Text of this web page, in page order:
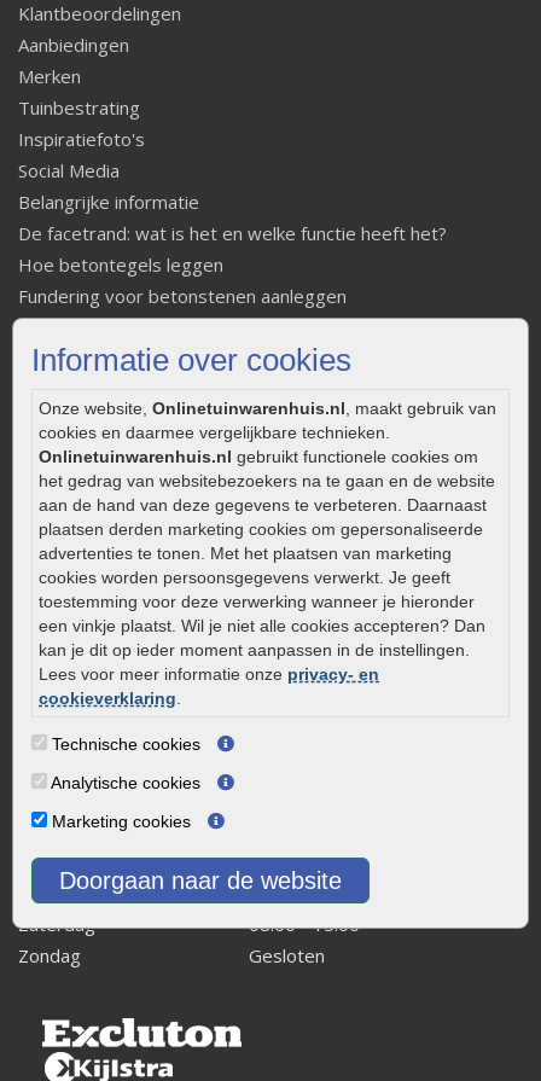
Informatie over cookies
Onze website, Onlinetuinwarenhuis.nl, maakt gebruik van
cookies en daarmee vergelijkbare technieken.
Onlinetuinwarenhuis.nl gebruikt functionele cookies om
het gedrag van websitebezoekers na te gaan en de website
aan de hand van deze gegevens te verbeteren. Daarnaast
plaatsen derden marketing cookies om gepersonaliseerde
advertenties te tonen. Met het plaatsen van marketing
cookies worden persoonsgegevens verwerkt. Je geeft
toestemming voor deze verwerking wanneer je hieronder
een vinkje plaatst. Wil je niet alle cookies accepteren? Dan
kan je dit op ieder moment aanpassen in de instellingen.
Lees voor meer informatie onze privacy- en
cookieverklaring.
Technische cookies
Analytische cookies
Marketing cookies
Doorgaan naar de website
Klantbeoordelingen
Aanbiedingen
Merken
Tuinbestrating
Inspiratiefoto's
Social Media
Belangrijke informatie
De facetrand: wat is het en welke functie heeft het?
Hoe betontegels leggen
Fundering voor betonstenen aanleggen
Welke tuinstijl past bij mij
Strakke tuin inrichten
Onderhoud van gebakken bestrating
Aanlegtips voor gebakken bestrating
Zelf een terras aanleggen
Kleine stadstuin inrichten
0320 – 219170
Kaapstanderweg 41
8243 RB Lelystad
info@onlinetuinwarenhuis.nl
Routebeschrijving
Openingstijden
Maandag
Dinsdag
Woensdag
Donderdag
08:00 - 17:00
Vrijdag
08:00 - 17:00
Zaterdag
08:00 - 15.00
Zondag
Gesloten